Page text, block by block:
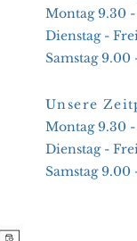
Montag 9.30
Dienstag -
Samstag 9.00
Unsere
Montag 9.30
Dienstag -
Samstag 9.00